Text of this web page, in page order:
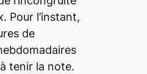
Pour l’instant,
de
tenir la note.